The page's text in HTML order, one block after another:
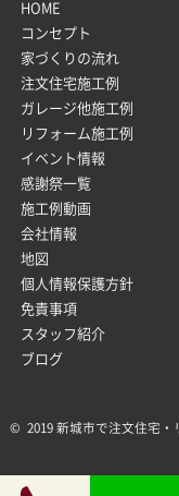
HOME
コンセプト
家づくりの流れ
注文住宅施工例
ガレージ他施工例
リフォーム施工例
イベント情報
感謝祭一覧
施工例動画
会社情報
地図
個人情報保護方針
免責事項
スタッフ紹介
ブログ
© 2019 新城市で注文住宅・